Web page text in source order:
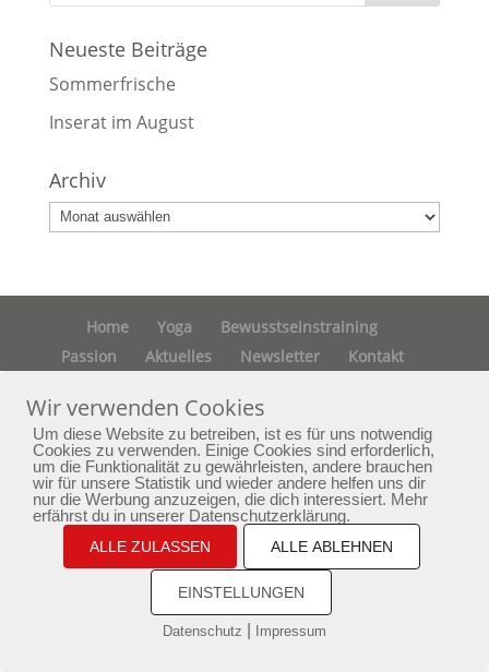
Neueste Beiträge
Sommerfrische
Inserat im August
Archiv
Archiv
Home Yoga
Bewusstseinstraining
Passion
Aktuelles Newsletter
Kontakt
copyright by phoenixarising.de
Wir verwenden Cookies
Um diese Website zu betreiben, ist es für uns notwendig
Cookies zu verwenden. Einige Cookies sind erforderlich,
um die Funktionalität zu gewährleisten, andere brauchen
wir für unsere Statistik und wieder andere helfen uns dir
nur die Werbung anzuzeigen, die dich interessiert. Mehr
erfährst du in unserer Datenschutzerklärung.
ALLE ZULASSEN ALLE ABLEHNEN
EINSTELLUNGEN
Datenschutz Impressum